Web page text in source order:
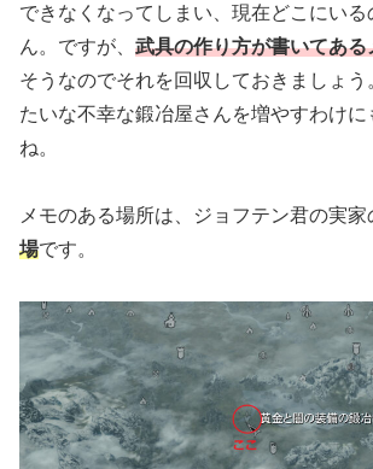
できなくなってしまい、現在どこにい
ん。ですが、 武具の作り方が書いてある
そうなのでそれを回収しておきましょ
たいな不幸な鍛冶屋さんを増やすわけに
ね。
メモのある場所は、ジョフテン君の実家
場です。